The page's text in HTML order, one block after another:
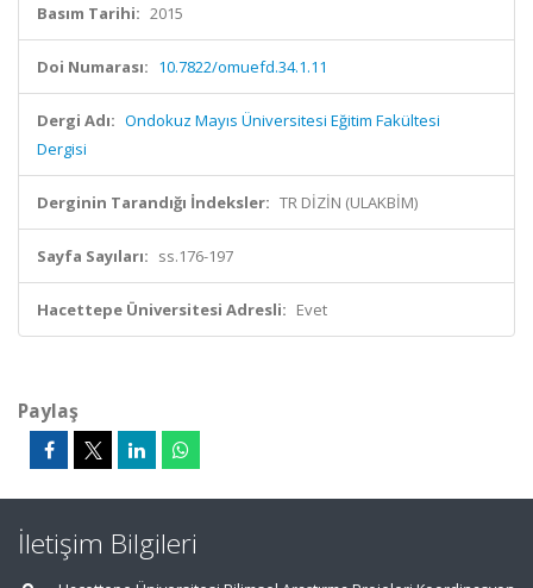
Basım Tarihi: 2015
Doi Numarası: 10.7822/omuefd.34.1.11
Dergi Adı: Ondokuz Mayıs Üniversitesi Eğitim Fakültesi
Dergisi
Derginin Tarandığı İndeksler: TR DİZİN (ULAKBİM)
Sayfa Sayıları: ss.176-197
Hacettepe Üniversitesi Adresli: Evet
Paylaş
İletişim Bilgileri